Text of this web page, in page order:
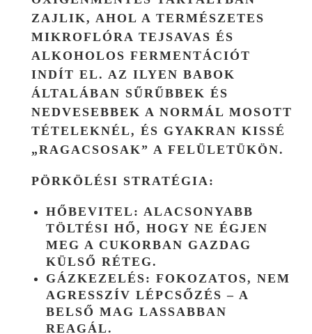
ZAJLIK, AHOL A TERMÉSZETES
MIKROFLÓRA TEJSAVAS ÉS
ALKOHOLOS FERMENTÁCIÓT
INDÍT EL. AZ ILYEN BABOK
ÁLTALÁBAN SŰRŰBBEK ÉS
NEDVESEBBEK A NORMÁL MOSOTT
TÉTELEKNÉL, ÉS GYAKRAN KISSÉ
„RAGACSOSAK” A FELÜLETÜKÖN.
PÖRKÖLÉSI STRATÉGIA:
HŐBEVITEL: ALACSONYABB
TÖLTÉSI HŐ, HOGY NE ÉGJEN
MEG A CUKORBAN GAZDAG
KÜLSŐ RÉTEG.
GÁZKEZELÉS: FOKOZATOS, NEM
AGRESSZÍV LÉPCSŐZÉS – A
BELSŐ MAG LASSABBAN
REAGÁL.